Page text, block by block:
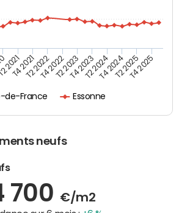
de-France Essonne
2021
T4 2021T2 2022T4 2022T2 2023T4 2023T2 2024T4 2024T2 2025T4 2025
neufs
700 €/m2